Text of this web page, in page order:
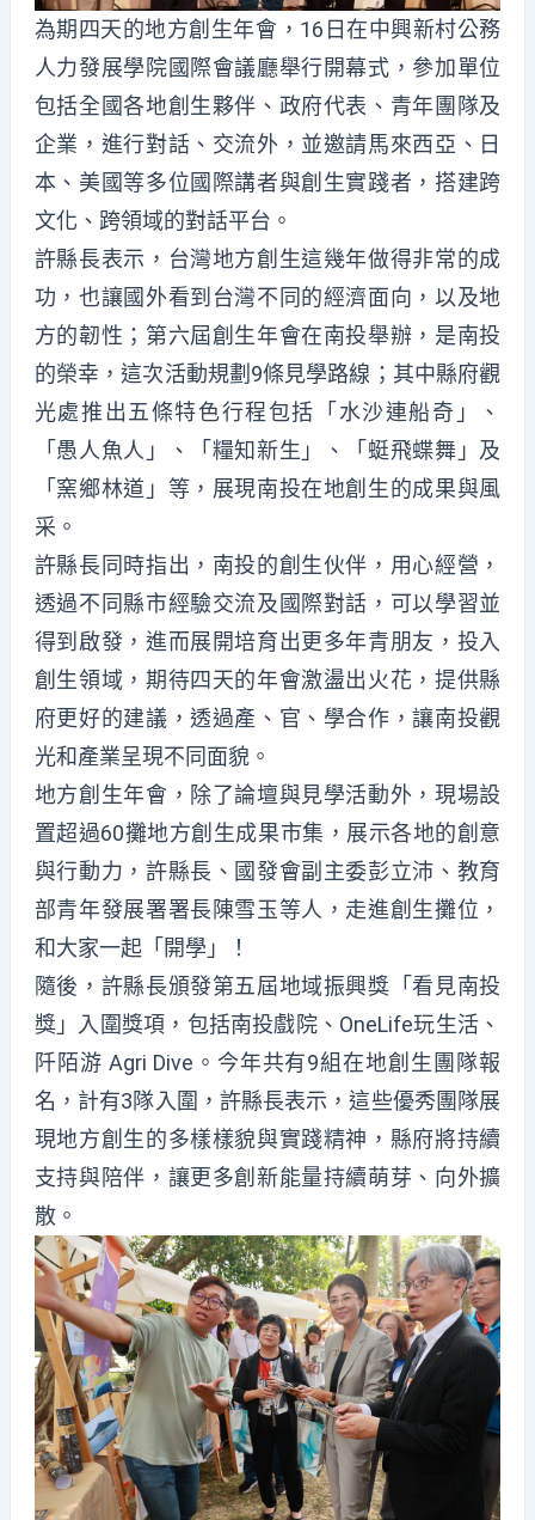
為期四天的地方創生年會，16日在中興新村公務
人力發展學院國際會議廳舉行開幕式，參加單位
包括全國各地創生夥伴、政府代表、青年團隊及
企業，進行對話、交流外，並邀請馬來西亞、日
本、美國等多位國際講者與創生實踐者，搭建跨
文化、跨領域的對話平台。
許縣長表示，台灣地方創生這幾年做得非常的成
功，也讓國外看到台灣不同的經濟面向，以及地
方的韌性；第六屆創生年會在南投舉辦，是南投
的榮幸，這次活動規劃9條見學路線；其中縣府觀
光處推出五條特色行程包括「水沙連船奇」、
「愚人魚人」、「糧知新生」、「蜓飛蝶舞」及
「窯鄉林道」等，展現南投在地創生的成果與風
采。
許縣長同時指出，南投的創生伙伴，用心經營，
透過不同縣市經驗交流及國際對話，可以學習並
得到啟發，進而展開培育出更多年青朋友，投入
創生領域，期待四天的年會激盪出火花，提供縣
府更好的建議，透過產、官、學合作，讓南投觀
光和產業呈現不同面貌。
地方創生年會，除了論壇與見學活動外，現場設
置超過60攤地方創生成果市集，展示各地的創意
與行動力，許縣長、國發會副主委彭立沛、教育
部青年發展署署長陳雪玉等人，走進創生攤位，
和大家一起「開學」！
隨後，許縣長頒發第五屆地域振興獎「看見南投
獎」入圍獎項，包括南投戲院、OneLife玩生活、
阡陌游 Agri Dive。今年共有9組在地創生團隊報
名，計有3隊入圍，許縣長表示，這些優秀團隊展
現地方創生的多樣樣貌與實踐精神，縣府將持續
支持與陪伴，讓更多創新能量持續萌芽、向外擴
散。